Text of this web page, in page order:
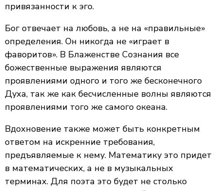
привязанности к эго.
Бог отвечает на любовь, а не на «правильные»
определения. Он никогда не «играет в
фаворитов». В Блаженстве Сознания все
божественные выражения являются
проявлениями одного и того же бесконечного
Духа, так же как бесчисленные волны являются
проявлениями того же самого океана.
Вдохновение также может быть конкретным
ответом на искренние требования,
предъявляемые к нему. Математику это придет
в математических, а не в музыкальных
терминах. Для поэта это будет не столько